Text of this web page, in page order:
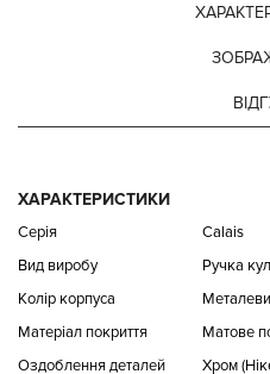
ХАРАКТЕРИСТИКИ
Серія
Calais
Вид виробу
Ручка
Колір корпуса
Матеріал покриття
Матове
Оздоблення деталей
Хром